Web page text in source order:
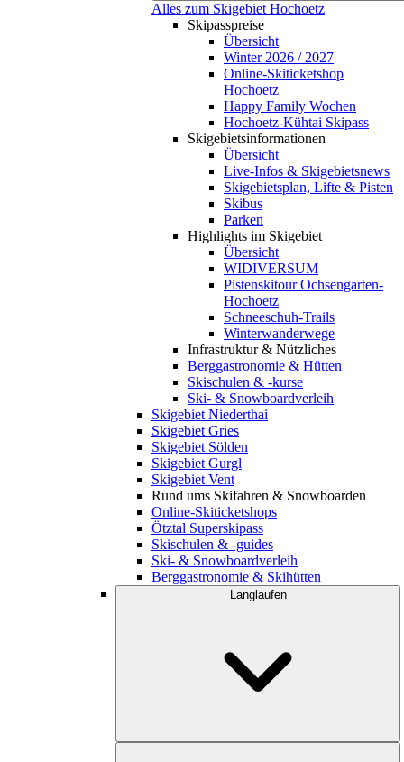
Alles zum Skigebiet Hochoetz
Skipasspreise
Übersicht
Winter 2026 / 2027
Online-Skiticketshop
Hochoetz
Happy Family Wochen
Hochoetz-Kühtai Skipass
Skigebietsinformationen
Übersicht
Live-Infos & Skigebietsnews
Skigebietsplan, Lifte & Pisten
Skibus
Parken
Highlights im Skigebiet
Übersicht
WIDIVERSUM
Pistenskitour Ochsengarten-
Hochoetz
Schneeschuh-Trails
Winterwanderwege
Infrastruktur & Nützliches
Berggastronomie & Hütten
Skischulen & -kurse
Ski- & Snowboardverleih
Skigebiet Niederthai
Skigebiet Gries
Skigebiet Sölden
Skigebiet Gurgl
Skigebiet Vent
Rund ums Skifahren & Snowboarden
Online-Skiticketshops
Ötztal Superskipass
Skischulen & -guides
Ski- & Snowboardverleih
Berggastronomie & Skihütten
Langlaufen